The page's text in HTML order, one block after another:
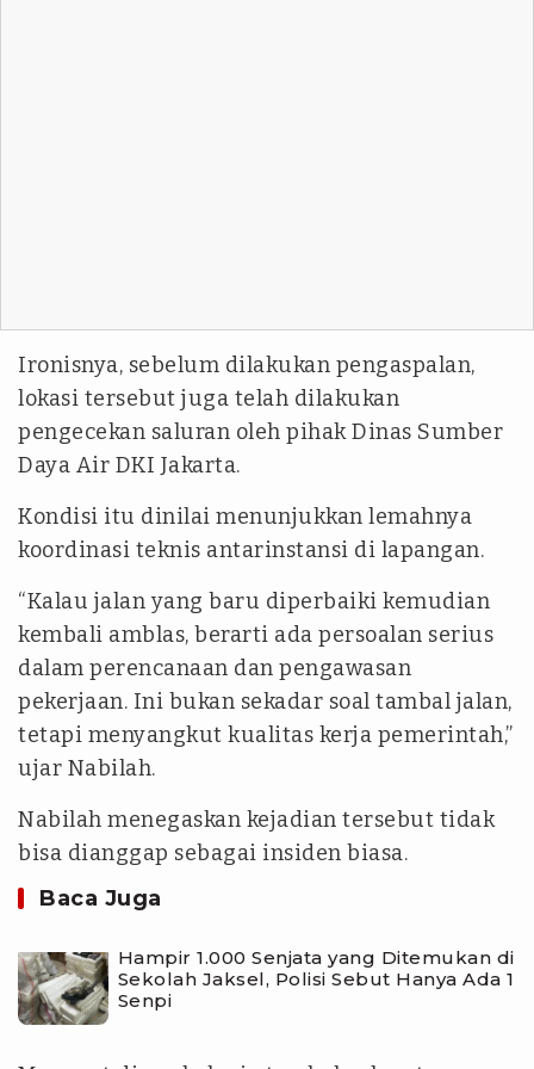
Ironisnya, sebelum dilakukan pengaspalan,
lokasi tersebut juga telah dilakukan
pengecekan saluran oleh pihak Dinas Sumber
Daya Air DKI Jakarta.
Kondisi itu dinilai menunjukkan lemahnya
koordinasi teknis antarinstansi di lapangan.
“Kalau jalan yang baru diperbaiki kemudian
kembali amblas, berarti ada persoalan serius
dalam perencanaan dan pengawasan
pekerjaan. Ini bukan sekadar soal tambal jalan,
tetapi menyangkut kualitas kerja pemerintah,”
ujar Nabilah.
Nabilah menegaskan kejadian tersebut tidak
bisa dianggap sebagai insiden biasa.
Baca Juga
Hampir 1.000 Senjata yang Ditemukan di
Sekolah Jaksel, Polisi Sebut Hanya Ada 1
Senpi